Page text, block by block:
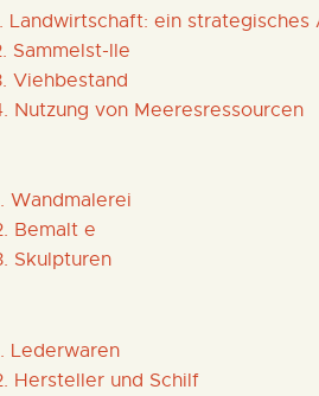
Landwirtschaft: ein
Sammelst-lle
Viehbestand
Nutzung von Meeresressourcen
Wandmalerei
Bemalt e
Skulpturen
Lederwaren
Hersteller und Schilf